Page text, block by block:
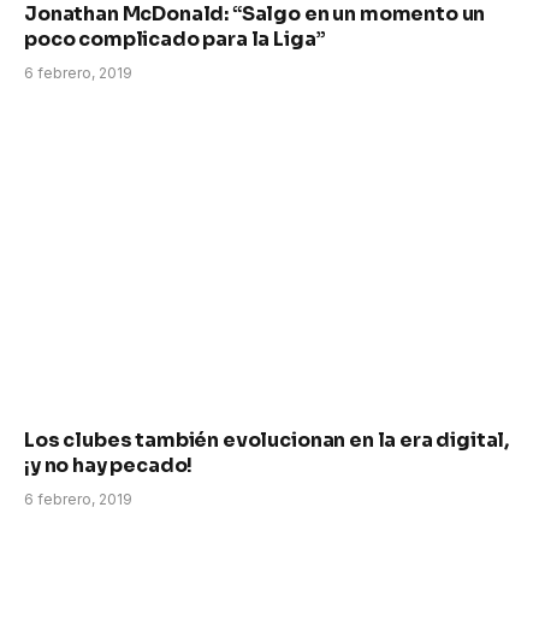
Jonathan McDonald: “Salgo en un momento un
poco complicado para la Liga”
6 febrero, 2019
Los clubes también evolucionan en la era digital,
¡y no hay pecado!
6 febrero, 2019